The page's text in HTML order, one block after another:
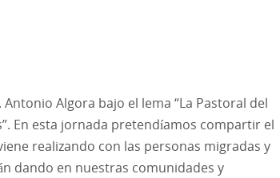
Algora bajo el lema “La Pastoral del
En esta jornada pretendíamos compartir el
realizando con las personas migradas y
dando en nuestras comunidades y